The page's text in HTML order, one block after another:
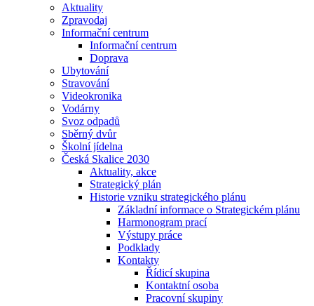
Aktuality
Zpravodaj
Informační centrum
Informační centrum
Doprava
Ubytování
Stravování
Videokronika
Vodárny
Svoz odpadů
Sběrný dvůr
Školní jídelna
Česká Skalice 2030
Aktuality, akce
Strategický plán
Historie vzniku strategického plánu
Základní informace o Strategickém plánu
Harmonogram prací
Výstupy práce
Podklady
Kontakty
Řídicí skupina
Kontaktní osoba
Pracovní skupiny